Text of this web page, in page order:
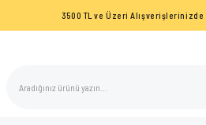
3500 TL ve Üzeri Alışverişlerinizde